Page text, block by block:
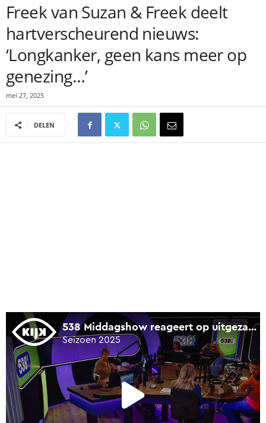
Freek van Suzan & Freek deelt
hartverscheurend nieuws:
‘Longkanker, geen kans meer op
genezing…’
mei 27, 2025
DELEN